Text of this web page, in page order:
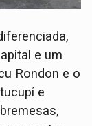
e um
Rondon e o
e